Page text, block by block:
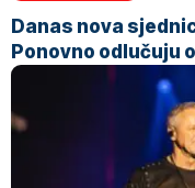
Danas nova
Ponovno odlučuju